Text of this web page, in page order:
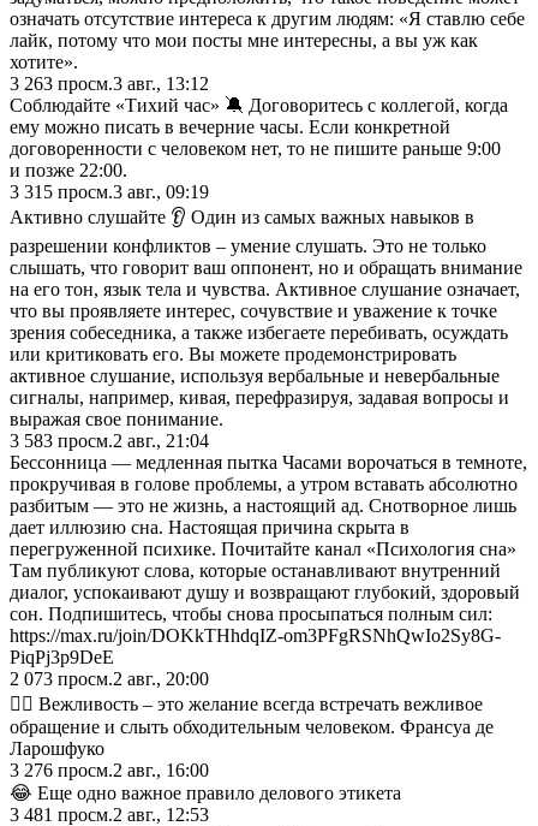
означать отсутствие интереса к другим людям: «Я ставлю себе
лайк, потому что мои посты мне интересны, а вы уж как
хотите».
3 263 просм.3 авг., 13:12
Соблюдайте «Тихий час» 🔕 Договоритесь с коллегой, когда
ему можно писать в вечерние часы. Если конкретной
договоренности с человеком нет, то не пишите раньше 9:00
и позже 22:00.
3 315 просм.3 авг., 09:19
Активно слушайте 👂 Один из самых важных навыков в
разрешении конфликтов – умение слушать. Это не только
слышать, что говорит ваш оппонент, но и обращать внимание
на его тон, язык тела и чувства. Активное слушание означает,
что вы проявляете интерес, сочувствие и уважение к точке
зрения собеседника, а также избегаете перебивать, осуждать
или критиковать его. Вы можете продемонстрировать
активное слушание, используя вербальные и невербальные
сигналы, например, кивая, перефразируя, задавая вопросы и
выражая свое понимание.
3 583 просм.2 авг., 21:04
Бессонница — медленная пытка Часами ворочаться в темноте,
прокручивая в голове проблемы, а утром вставать абсолютно
разбитым — это не жизнь, а настоящий ад. Снотворное лишь
дает иллюзию сна. Настоящая причина скрыта в
перегруженной психике. Почитайте канал «Психология сна»
Там публикуют слова, которые останавливают внутренний
диалог, успокаивают душу и возвращают глубокий, здоровый
сон. Подпишитесь, чтобы снова просыпаться полным сил:
https://max.ru/join/DOKkTHhdqIZ-om3PFgRSNhQwIo2Sy8G-
PiqPj3p9DeE
2 073 просм.2 авг., 20:00
✍🏼 Вежливость – это желание всегда встречать вежливое
обращение и слыть обходительным человеком. Франсуа де
Ларошфуко
3 276 просм.2 авг., 16:00
😂 Еще одно важное правило делового этикета
3 481 просм.2 авг., 12:53